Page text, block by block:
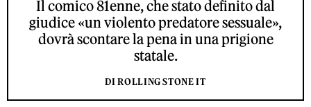
Il comico 81enne, che stato definito dal
giudice «un violento predatore sessuale»,
dovrà scontare la pena in una prigione
statale.
DI ROLLING STONE IT